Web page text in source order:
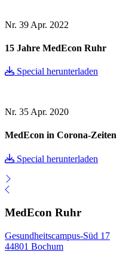
Nr. 39 Apr. 2022
15 Jahre MedEcon Ruhr
Special herunterladen
Nr. 35 Apr. 2020
MedEcon in Corona-Zeiten
Special herunterladen
MedEcon Ruhr
Gesundheitscampus-Süd 17
44801 Bochum